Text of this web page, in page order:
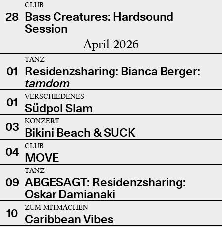
28
CLUB
Bass Creatures: Hardsound
Session
April 2026
01
TANZ
Residenzsharing: Bianca Berger:
tamdom
01
VERSCHIEDENES
Südpol Slam
03
KONZERT
Bikini Beach & SUCK
04
CLUB
MOVE
09
TANZ
ABGESAGT: Residenzsharing:
Oskar Damianaki
10
ZUM MITMACHEN
Caribbean Vibes